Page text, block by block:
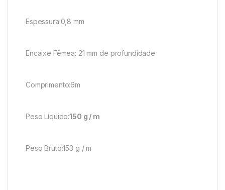
Espessura:0,8 mm
Encaixe Fêmea: 21 mm de profundidade
Comprimento:6m
Peso Líquido:150 g / m
Peso Bruto:153 g / m